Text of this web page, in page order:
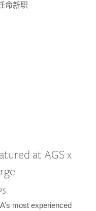
命新职
at AGS x
most experienced